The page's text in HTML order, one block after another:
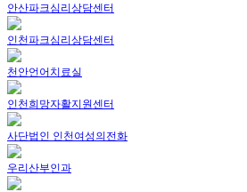
안산파크심리상담센터
인천파크심리상담센터
천안언어치료실
인천희망자활지원센터
사단법인 인천여성의전화
우리산부인과